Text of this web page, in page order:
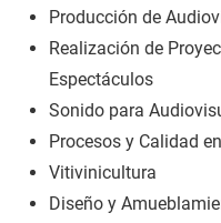
Producción de
Realización de
Espectáculos
Sonido para
Procesos y Calidad
Vitivinicultura
Diseño y